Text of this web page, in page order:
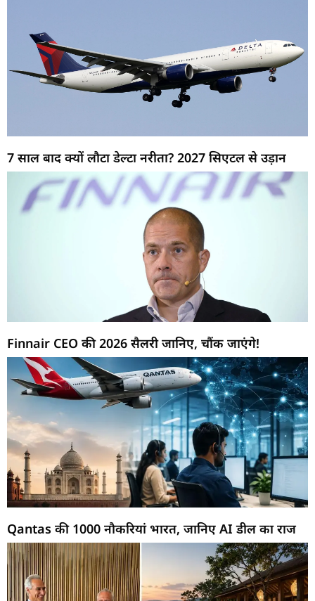
7 साल बाद क्यों लौटा डेल्टा नरीता? 2027 सिएटल से उड़ान
Finnair CEO की 2026 सैलरी जानिए, चौंक जाएंगे!
Qantas की 1000 नौकरियां भारत, जानिए AI डील का राज